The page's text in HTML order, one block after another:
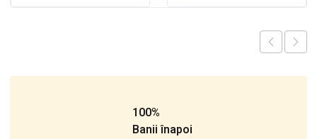
100%
Banii înapoi